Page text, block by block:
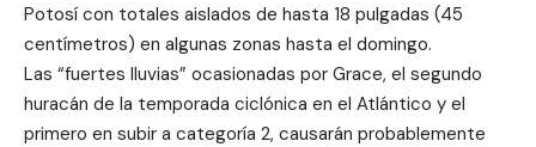
Potosí con totales aislados de hasta 18 pulgadas (45
centímetros) en algunas zonas hasta el domingo.
Las “fuertes lluvias” ocasionadas por Grace, el segundo
huracán de la temporada ciclónica en el Atlántico y el
primero en subir a categoría 2, causarán probablemente